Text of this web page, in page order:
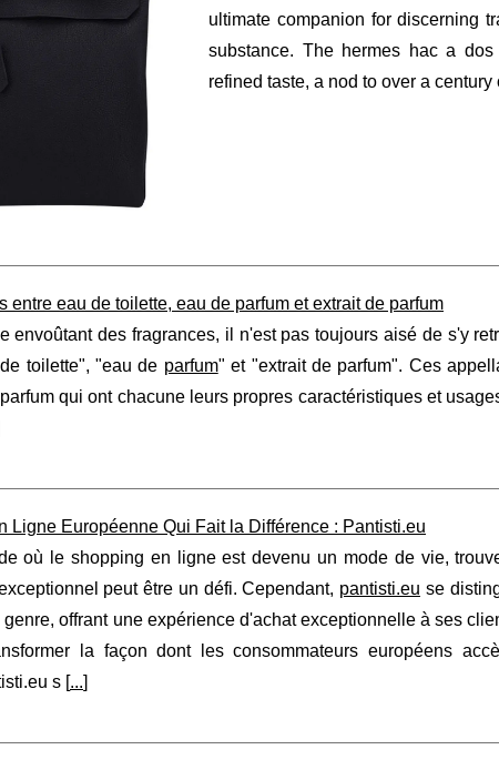
ultimate companion for discerning
substance. The hermes hac a
refined taste, a nod to over a century
entre eau de toilette, eau de parfum et extrait de parfum
envoûtant des fragrances, il n'est pas toujours aisé de s'y
toilette", "eau de parfum" et "extrait de parfum". Ces
qui ont chacune leurs propres caractéristiques et
Ligne Européenne Qui Fait la Différence : Pantisti.eu
où le shopping en ligne est devenu un mode de vie,
peut être un défi. Cependant, pantisti.eu se
offrant une expérience d'achat exceptionnelle à ses
la façon dont les consommateurs européens
s [...]